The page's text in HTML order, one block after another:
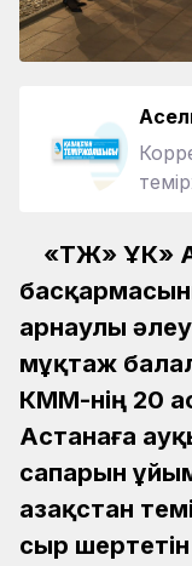
«ҚТЖ» ҰК»
арнаулы
мұқтаж
КММ-нің 20
Астанаға
сапарын
Қазақстан
сыр